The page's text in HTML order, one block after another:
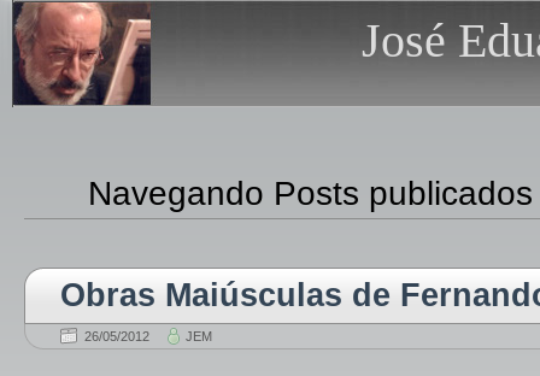
José
Navegando Posts
Obras Maiúsculas de
26/05/2012 JEM